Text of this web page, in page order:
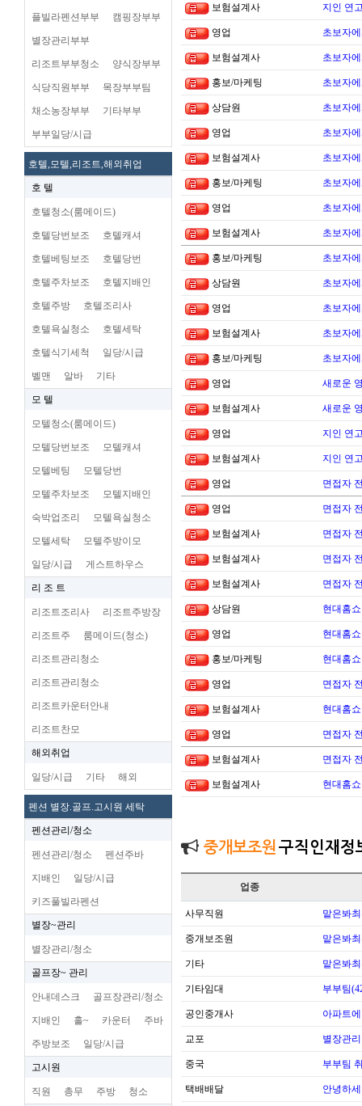
플빌라펜션부부 캠핑장부부
별장관리부부
리조트부부청소 양식장부부
식당직원부부 목장부부팀
채소농장부부 기타부부
부부일당/시급
호텔,모텔,리조트,해외취업
호 텔
호텔청소(룸메이드)
호텔당번보조 호텔캐셔
호텔베팅보조 호텔당번
호텔주차보조 호텔지배인
호텔주방 호텔조리사
호텔욕실청소 호텔세탁
호텔식기세척 일당/시급
벨맨 알바 기타
모 텔
모텔청소(룸메이드)
모텔당번보조 모텔캐셔
모텔베팅 모텔당번
모텔주차보조 모텔지배인
숙박업조리 모텔욕실청소
모텔세탁 모텔주방이모
일당/시급 게스트하우스
리 조 트
리조트조리사 리조트주방장
리조트주 룸메이드(청소)
리조트관리청소
리조트관리청소
리조트카운터안내
리조트찬모
해외취업
일당/시급 기타 해외
펜션 별장.골프.고시원 세탁
펜션관리/청소
펜션관리/청소 펜션주바
지배인 일당/시급
키즈풀빌라펜션
별장~관리
별장관리/청소
골프장~ 관리
안내데스크 골프장관리/청소
지배인 홀~ 카운터 주바
주방보조 일당/시급
고시원
직원 총무 주방 청소
보험설계사 지인 연
영업 초보자
보험설계사 초보자
홍보/마케팅 초보자
상담원 초보자
영업 초보자
보험설계사 초보자
홍보/마케팅 초보자
영업 초보자
보험설계사 초보자
홍보/마케팅 초보자
상담원 초보자
영업 초보자
보험설계사 초보자
홍보/마케팅 초보자
영업 새로운
보험설계사 새로운
영업 지인 연
보험설계사 지인 연
영업 면접자
영업 면접자
보험설계사 면접자
보험설계사 면접자
보험설계사 면접자
상담원 현대홈
영업 현대홈
홍보/마케팅 현대홈
영업 면접자
보험설계사 현대홈
영업 면접자
보험설계사 면접자
보험설계사 현대홈
중개보조원 구직인재정
업종
사무직원 맡은봐
중개보조원 맡은봐
기타 맡은봐
기타임대 부부팀
공인중개사 아파트
교포 별장관
중국 부부팀
택배배달 안녕하